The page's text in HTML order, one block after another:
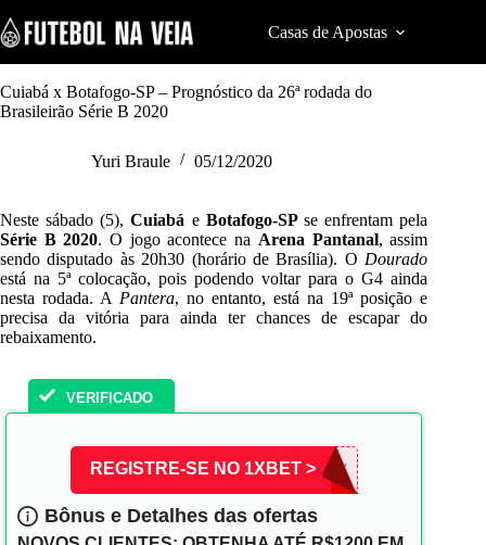
k
i
p
t
o
n
t
Casas de Apostas
Cuiabá x Botafogo-SP – Prognóstico da 26ª rodada do
Brasileirão Série B 2020
Yuri Braule 05/12/2020
Neste sábado (5),Cuiabá e Botafogo-SP se enfrentam pela
Série B 2020. O jogo acontece na Arena Pantanal, assim
sendo disputado às 20h30 (horário de Brasília). O Dourado
está na 5ª colocação, pois podendo voltar para o G4 ainda
nesta rodada. A Pantera, no entanto, está na 19ª posição e
precisa da vitória para ainda ter chances de escapar do
rebaixamento.
VERIFICADO
REGISTRE-SE NO 1XBET >
VIVAMAX
Bônus e Detalhes das ofertas